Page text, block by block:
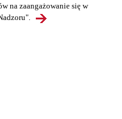
na zaangażowanie się w